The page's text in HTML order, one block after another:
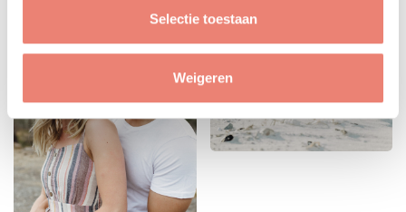
Selectie toestaan
Weigeren